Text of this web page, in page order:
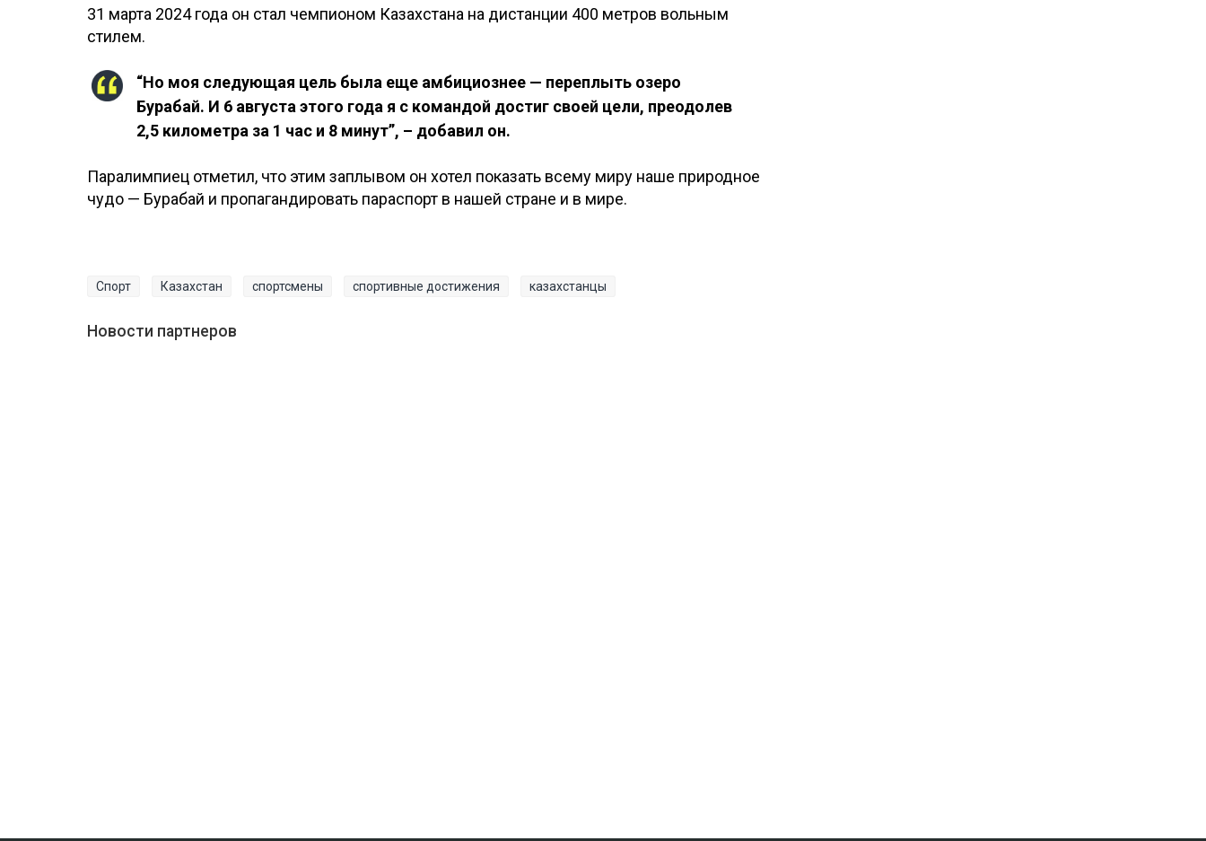
31 марта 2024 года он стал чемпионом Казахстана на дистанции 400 метров вольным
стилем.
“Но моя следующая цель была еще амбициознее — переплыть озеро
Бурабай. И 6 августа этого года я с командой достиг своей цели, преодолев
2,5 километра за 1 час и 8 минут”, – добавил он.
Паралимпиец отметил, что этим заплывом он хотел показать всему миру наше природное
чудо — Бурабай и пропагандировать параспорт в нашей стране и в мире.
Спорт Казахстан спортсмены спортивные достижения казахстанцы
Новости партнеров